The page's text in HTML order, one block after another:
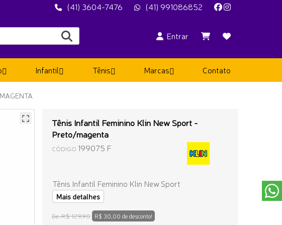
(41) 3604-7476 (41) 991086852
Entrar
Infantil Tênis Marcas Contato
Tênis Infantil Feminino Klin New Sport -
Preto/magenta
CÓDIGO 199075 F
Tênis Infantil Feminino Klin New Sport
Mais detalhes
De:R$ 129,90 R$ 30,00 de desconto!